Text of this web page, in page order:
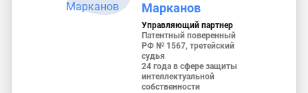
Марканов
Управляющий партнер
Патентный поверенный
РФ № 1567, третейский
судья
24 года в сфере защиты
интеллектуальной
собственности